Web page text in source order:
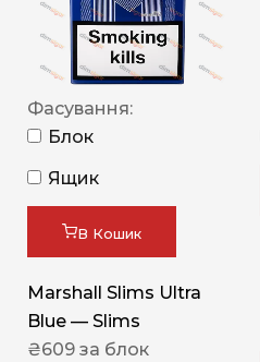
Фасування:
Блок
Ящик
В Кошик
Marshall Slims Ultra
Blue — Slims
₴609 за блок